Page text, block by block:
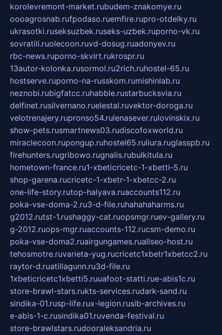
korolevremont-market.rubudem-znakomye.ru
oooagrosnab.rufpodaso.ruemfire.rupro-otdelky.ru
ukrasotki.ruseksuzbek.ruseks-uzbek.ruporno-vk.ru
sovratili.ruolecoon.ruvd-dosug.ruadonyev.ru
rbc-news.ruporno-skvirt.rukrospr.ru
13autor-kolonka.rusormol.ru2rich.ruhostel-65.ru
hostserve.ruporno-na-russkom.rumishinlab.ru
neznobi.rubigfatcc.ruhabble.rustarbucksvia.ru
delfinet.rusilvernano.ruelestal.ruvektor-doroga.ru
velotrenajery.rupronso54.rulenasever.rulovinskix.ru
show-pets.rusmartnews03.rudiscofoxworld.ru
miraclecoon.rupongup.ruhostel65.ruliura.ruglasspb.ru
firehunters.rugribowo.rugnalis.rubulkitula.ru
hometown-france.ru1-xbeticricetc-1-xbetti-5.ru
shop-garena.rucricetc-1-xbetr-1-xbetcc-2.ru
one-life-story.rutop-halyava.ruaccounts112.ru
poka-vse-doma-2.ru3-d-file.ruhahahaharms.ru
g2012.rutst-1.rushaggy-cat.ruopsmgr.ruev-gallery.ru
g-2012.ruops-mgr.ruaccounts-112.rucsm-demo.ru
poka-vse-doma2.ruairgungames.ruallseo-host.ru
tehosmotre.ruvarieta-yug.rucricetc1xbetr1xbetcc2.ru
raytor-d.ruatillagunn.ru3d-file.ru
1xbeticricetc1xbetti5.ruuafoot-statti.rue-abis1c.ru
store-brawl-stars.rukts-services.rudark-sand.ru
sindika-01.rusp-life.rux-legion.rusib-archives.ru
e-abis-1-c.rusindika01.ruvenda-festival.ru
store-brawlstars.rudooraleksandria.ru